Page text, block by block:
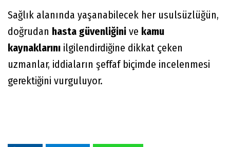
Sağlık alanında yaşanabilecek her usulsüzlüğün,
doğrudan hasta güvenliğini ve kamu
kaynaklarını ilgilendirdiğine dikkat çeken
uzmanlar, iddiaların şeffaf biçimde incelenmesi
gerektiğini vurguluyor.